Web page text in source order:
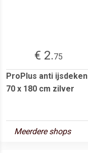
€ 2.75
ProPlus anti ijsdeken
70 x 180 cm zilver
Meerdere shops